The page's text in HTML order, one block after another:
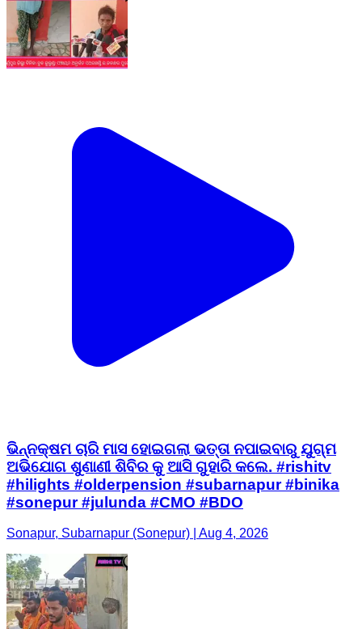
ଭିନ୍ନକ୍ଷମ ଚାରି ମାସ ହୋଇଗଲା ଭତ୍ତା ନପାଇବାରୁ ଯୁଗ୍ମ
ଅଭିଯୋଗ ଶୁଣାଣୀ ଶିବିର କୁ ଆସି ଗୁହାରି କଲେ. #rishitv
#hilights #olderpension #subarnapur #binika
#sonepur #julunda #CMO #BDO
Sonapur, Subarnapur (Sonepur) | Aug 4, 2026